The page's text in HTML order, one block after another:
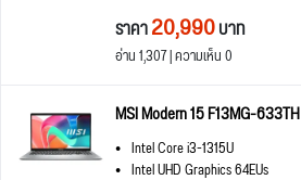
ราคา20,990บาท
อ่าน 1,307 | ความเห็น 0
MSI Modern 15 F13MG-633TH
Intel Core i3-1315U
Intel UHD Graphics 64EUs